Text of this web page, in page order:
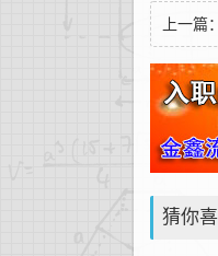
上一篇：
破？
猜你